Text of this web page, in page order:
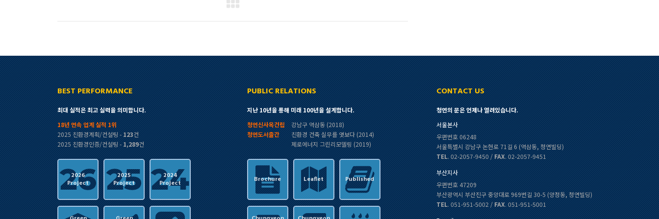
BEST PERFORMANCE
최대 실적은 최고 실력을 의미합니다.
18년 연속 업계 실적 1위
2025 친환경계획/컨설팅 -123건
2025 친환경인증/컨설팅 -1,289건
2026
Project
2025
Project
2024
Project
PUBLIC RELATIONS
지난 10년을 통해 미래 100년을 설계합니다.
청연신사옥건립
강남구 역삼동 (2018)
청연도서출간
친환경 건축 실무를 엿보다 (2014)
제로에너지 그린리모델링 (2019)
Brochure Leaflet Published
CONTACT US
청연의 문은 언제나 열려있습니다.
서울본사
우편번호 06248
서울특별시 강남구 논현로 71길 6 (역삼동, 청연빌딩)
TEL. 02-2057-9450 /FAX. 02-2057-9451
부산지사
우편번호 47209
부산광역시 부산진구 중앙대로 969번길 30-5 (양정동, 청연빌딩)
TEL. 051-951-5002 /FAX. 051-951-5001